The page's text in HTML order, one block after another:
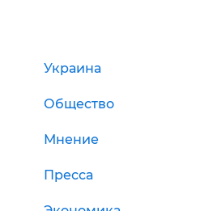
Украина
Общество
Мнение
Пресса